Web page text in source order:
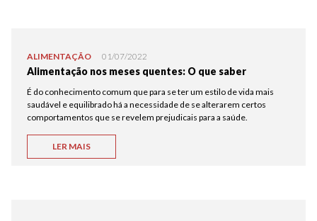
ALIMENTAÇÃO 01/07/2022
Alimentação nos meses quentes: O que saber
É do conhecimento comum que para se ter um estilo de vida mais
saudável e equilibrado há a necessidade de se alterarem certos
comportamentos que se revelem prejudicais para a saúde.
LER MAIS